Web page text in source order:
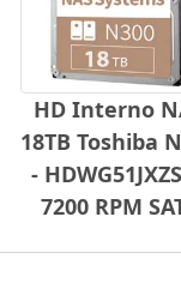
HD Interno
18TB Toshiba
-
7200 RPM